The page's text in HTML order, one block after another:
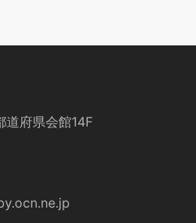
府県会館14F